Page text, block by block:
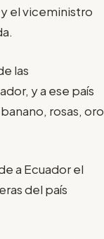
el viceministro
las
y a ese país
rosas, oro
a Ecuador el
del país